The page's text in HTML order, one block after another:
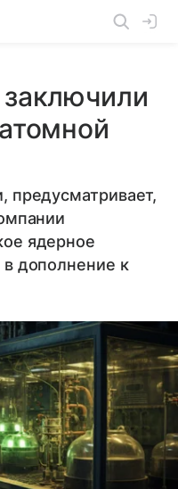
предусматривает,
ядерное
дополнение к